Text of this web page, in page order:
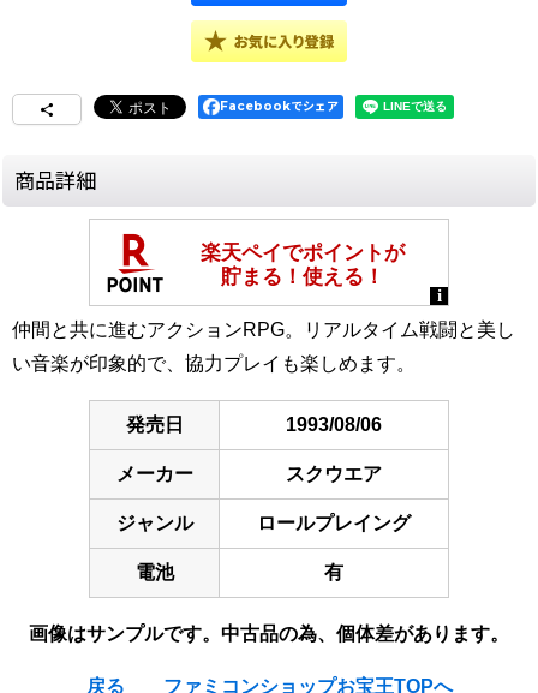
Facebookでシェア
商品詳細
仲間と共に進むアクションRPG。リアルタイム戦闘と美し
い音楽が印象的で、協力プレイも楽しめます。
発売日 1993/08/06
メーカー スクウエア
ジャンル ロールプレイング
電池 有
画像はサンプルです。中古品の為、個体差があります。
戻る ファミコンショップお宝王TOPへ